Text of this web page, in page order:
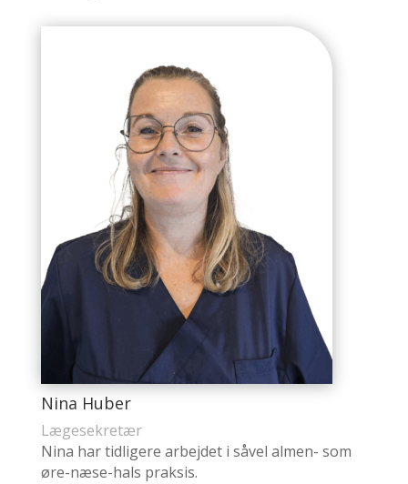
Nina Huber
Lægesekretær
Nina har tidligere arbejdet i såvel almen- som
øre-næse-hals praksis.